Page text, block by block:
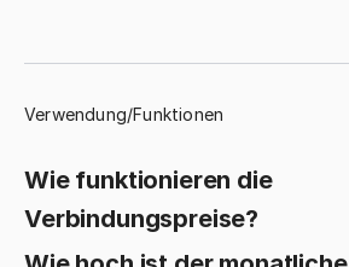
Verwendung/Funktionen
Wie funktionieren die
Verbindungspreise?